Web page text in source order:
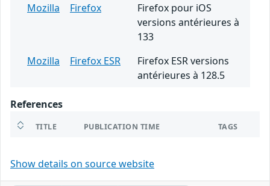
Mozilla
Firefox
Firefox pour iOS
versions antérieures à
133
Mozilla
Firefox ESR
Firefox ESR versions
antérieures à 128.5
References
TITLE PUBLICATION TIME TAGS
Show details on source website